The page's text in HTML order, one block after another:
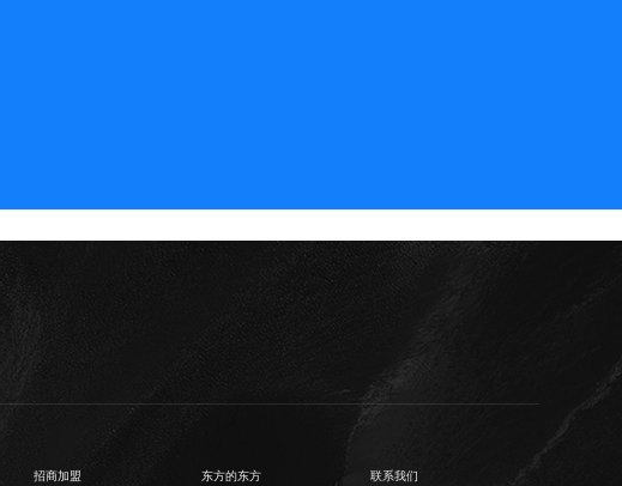
招商加盟 东方的东方 联系我们